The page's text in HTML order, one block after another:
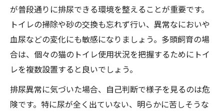
が普段通りに排尿できる環境を整えることが重要です。
トイレの掃除や砂の交換も忘れず行い、異常なにおいや
血尿などの変化にも敏感になりましょう。多頭飼育の場
合は、個々の猫のトイレ使用状況を把握するためにトイ
レを複数設置すると良いでしょう。
排尿異常に気づいた場合、自己判断で様子を見るのは危
険です。特に尿が全く出ていない、明らかに苦しそうな